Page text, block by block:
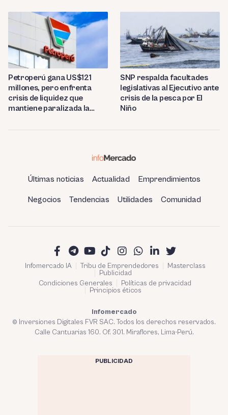
Petroperú gana US$121
millones, pero enfrenta
crisis de liquidez que
mantiene paralizada la
SNP respalda facultades
legislativas al Ejecutivo ante
crisis de la pesca por El
Niño
Últimas noticias Actualidad Emprendimientos
Negocios Tendencias Utilidades Comunidad
Infomercado IA Tribu de Emprendedores
Masterclass
Publicidad
Condiciones Generales
Políticas de privacidad
Principios éticos
Infomercado
© Inversiones Digitales FVR SAC. Todos los derechos reservados.
Calle Cantuarias 160. Of. 301. Miraflores, Lima-Perú.
PUBLICIDAD